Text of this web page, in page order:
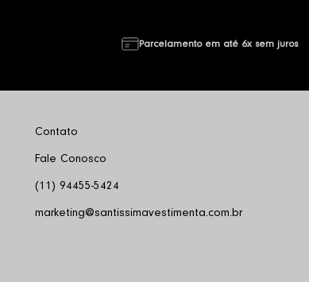
Parcelamento em até 6x sem juros
Contato
Fale Conosco
(11) 94455-5424
marketing@santissimavestimenta.com.br